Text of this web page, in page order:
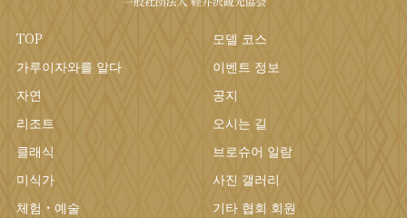
TOP
가루이자와를 알다
자연
리조트
클래식
미식가
체험・예술
모델 코스
이벤트 정보
공지
오시는 길
브로슈어 일람
사진 갤러리
기타 협회 회원